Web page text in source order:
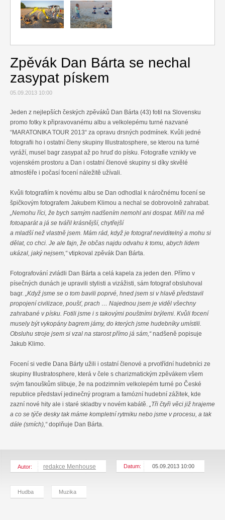
Relax
Gurmán
Zpěvák Dan Bárta se nechal
zasypat pískem
05.09.2013 10:00
Jeden z nejlepších českých zpěváků Dan Bárta (43) fotil na Slovensku
promo fotky k připravovanému albu a velkolepému turné nazvané
“MARATONIKA TOUR 2013“ za opravu drsných podmínek. Kvůli jedné
fotografii ho i ostatní členy skupiny Illustratosphere, se kterou na turné
vyráží, musel bagr zasypat až po hruď do písku. Fotografie vznikly ve
vojenském prostoru a Dan i ostatní členové skupiny si díky skvělé
atmosféře i počasí focení náležitě užívali.
Kvůli fotografiím k novému albu se Dan odhodlal k náročnému focení se
špičkovým fotografem Jakubem Klimou a nechal se dobrovolně zahrabat.
„Nemohu říci, že bych samým nadšením nemohl ani dospat. Mířil na mě
fotoaparát a já se tvářil krásnější, chytřejší
a mladší než vlastně jsem. Mám rád, když je fotograf neviditelný a mohu si
dělat, co chci. Je ale fajn, že občas najdu odvahu k tomu, abych lidem
ukázal, jaký nejsem,“vtipkoval zpěvák Dan Bárta.
Fotografování zvládli Dan Bárta a celá kapela za jeden den. Přímo v
písečných dunách je upravili stylisti a vizážisti, sám fotograf obsluhoval
bagr. „Když jsme se o tom bavili poprvé, hned jsem si v hlavě představil
propojení civilizace, poušť, prach … Najednou jsem je viděl všechny
zahrabané v písku. Fotili jsme i s takovými pouštními brýlemi. Kvůli focení
musely být vykopány bagrem jámy, do kterých jsme hudebníky umístili.
Obsluhu stroje jsem si vzal na starost přímo já sám,“nadšeně popisuje
Jakub Klimo.
Focení si vedle Dana Bárty užili i ostatní členové a prvotřídní hudebníci ze
skupiny Illustratosphere, která v čele s charizmatickým zpěvákem všem
svým fanouškům slibuje, že na podzimním velkolepém turné po České
republice představí jedinečný program a famózní hudební zážitek, kde
zazní nové hity ale i staré skladby v novém kabátě. „Tři čtyři věci již hrajeme
a co se týče desky tak máme kompletní rytmiku nebo jsme v procesu, a tak
dále (smích),“doplňuje Dan Bárta.
Autor: redakce Menhouse Datum: 05.09.2013 10:00
Hudba Muzika